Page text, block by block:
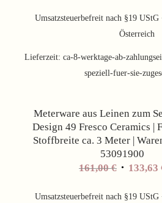
war:
161,00 €
Umsatzsteuerbefreit nach §19
Österreich
Lieferzeit:ca-8-werktage-ab-
speziell-fuer-sie-
Meterware aus Leinen zum
Design 49 Fresco Ceramics |
Stoffbreite ca. 3 Meter |
53091900
161,00€
war:
133,63
Umsatzsteuerbefreit nach §19